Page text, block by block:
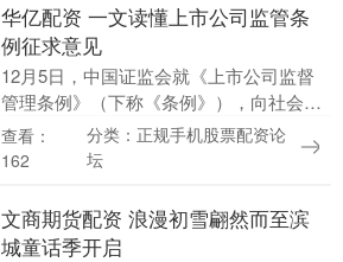
华亿配资 一文读懂上市公司监管条
例征求意见
12月5日，中国证监会就《上市公司监督
管理条例》（下称《条例》），向社会公
开征求意见。《条例》首次在行政法规层
面，设专章重点规范上市公司治理问题，
查看：
162
分类：正规手机股票配资论
坛
文商期货配资 浪漫初雪翩然而至滨
城童话季开启